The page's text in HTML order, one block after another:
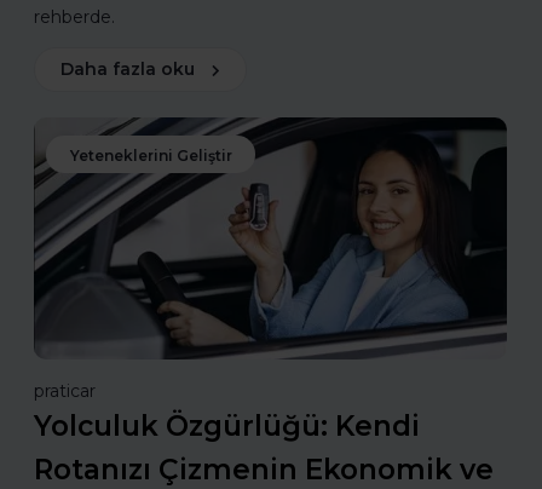
rehberde.
Daha fazla oku
Yeteneklerini Geliştir
praticar
Yolculuk Özgürlüğü: Kendi
Rotanızı Çizmenin Ekonomik ve